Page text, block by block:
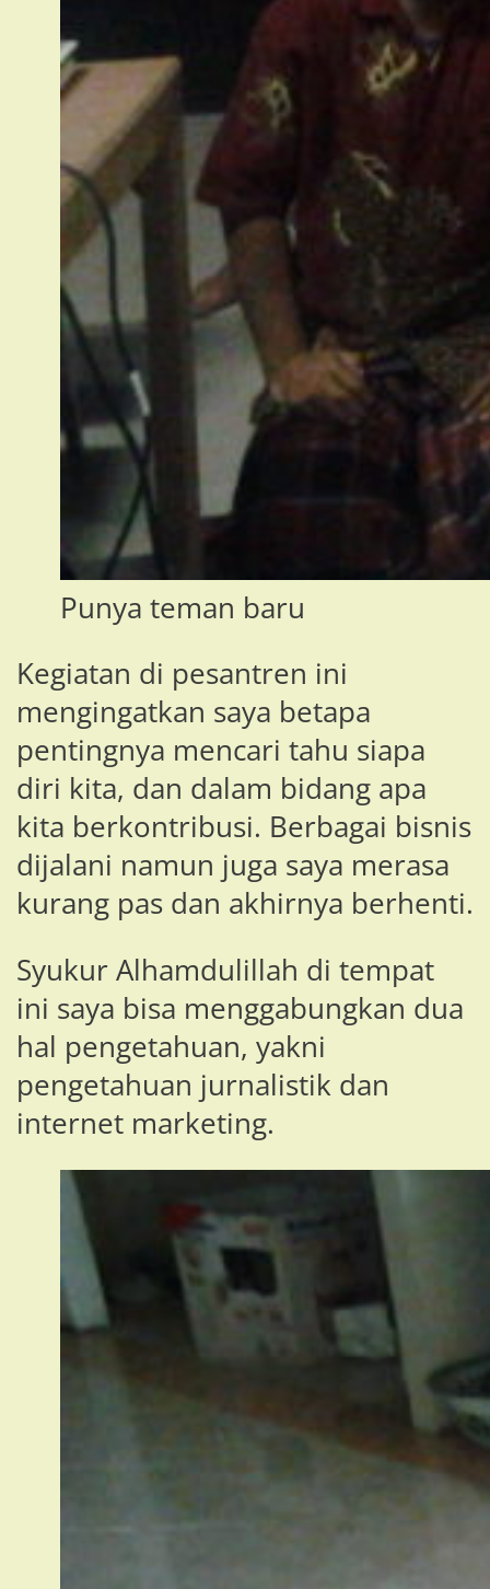
Punya teman baru
Kegiatan di pesantren ini
mengingatkan saya betapa
pentingnya mencari tahu siapa
diri kita, dan dalam bidang apa
kita berkontribusi. Berbagai bisnis
dijalani namun juga saya merasa
kurang pas dan akhirnya berhenti.
Syukur Alhamdulillah di tempat
ini saya bisa menggabungkan dua
hal pengetahuan, yakni
pengetahuan jurnalistik dan
internet marketing.